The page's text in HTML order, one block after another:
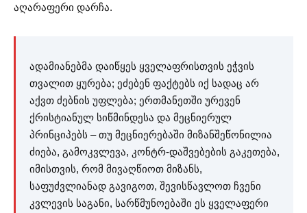
აღარაფერი დარჩა.
ადამიანებმა დაიწყეს ყველაფრისთვის ეჭვის
თვალით ყურება; ეძებენ ფაქტებს იქ სადაც არ
აქვთ ძებნის უფლება; ერთმანეთში ურევენ
ქრისტიანულ სიწმინდესა და მეცნიერულ
პრინციპებს – თუ მეცნიერებაში მიზანშეწონილია
ძიება, გამოკვლევა, კონტრ-დაშვებების გაკეთება,
იმისთვის, რომ მივაღწიოთ მიზანს,
საფუძვლიანად გავიგოთ, შევისწავლოთ ჩვენი
კვლევის საგანი, სარწმუნოებაში ეს ყველაფერი